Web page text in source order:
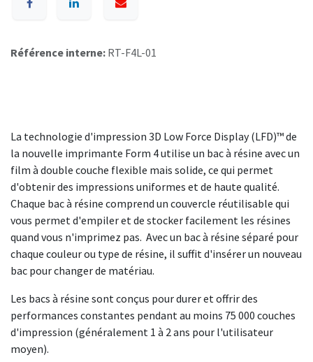
Référence interne: RT-F4L-01
La technologie d'impression 3D Low Force Display (LFD)™ de
la nouvelle imprimante Form 4 utilise un bac à résine avec un
film à double couche flexible mais solide, ce qui permet
d'obtenir des impressions uniformes et de haute qualité.
Chaque bac à résine comprend un couvercle réutilisable qui
vous permet d'empiler et de stocker facilement les résines
quand vous n'imprimez pas. Avec un bac à résine séparé pour
chaque couleur ou type de résine, il suffit d'insérer un nouveau
bac pour changer de matériau.
Les bacs à résine sont conçus pour durer et offrir des
performances constantes pendant au moins 75 000 couches
d'impression (généralement 1 à 2 ans pour l'utilisateur
moyen).